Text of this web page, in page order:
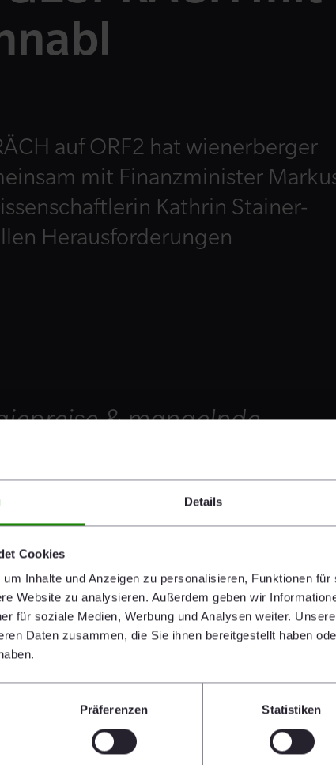
Details
Cookies
Inhalte und Anzeigen zu personalisieren, Funktionen
Website zu analysieren. Außerdem geben wir
für soziale Medien, Werbung und Analysen weiter.
Daten zusammen, die Sie ihnen bereitgestellt haben
Präferenzen Statistiken
auf ORF2 hat wienerberger
mit Finanzminister
Kathrin Stainer-
Herausforderungen
& mangelnde
Regierung muss
nehmen!"
Zukunft zu sichern fordert Heimo Scheuch:
und Energiepreise in Österreich liegen
Regierung muss rasch Entlastung schaffen, nicht auf
steht unter Druck – insbesondere durch hohe
Die Energietransformation zu nachhaltigeren Quellen
müssen wettbewerbsfähig sein, um